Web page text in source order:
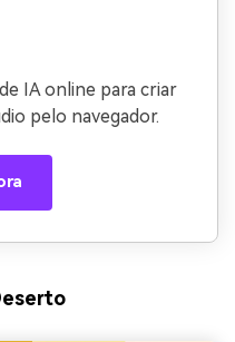
IA online para criar
pelo navegador.